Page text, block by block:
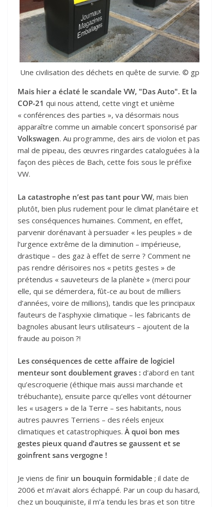
Une civilisation des déchets en quête de survie. © gp
Mais hier a éclaté le scandale VW, "Das Auto". Et la
COP-21 qui nous attend, cette vingt et unième
« conférences des parties », va désormais nous
apparaître comme un aimable concert sponsorisé par
Volkswagen. Au programme, des airs de violon et pas
mal de pipeau, des œuvres ringardes cataloguées à la
façon des pièces de Bach, cette fois sous le préfixe
VW.
La catastrophe n’est pas tant pour VW, mais bien
plutôt, bien plus rudement pour le climat planétaire et
ses conséquences humaines. Comment, en effet,
parvenir dorénavant à persuader « les peuples » de
l’urgence extrême de la diminution – impérieuse,
drastique – des gaz à effet de serre ? Comment ne
pas rendre dérisoires nos « petits gestes » de
prétendus « sauveteurs de la planète » (merci pour
elle, qui se démerdera, fût-ce au bout de milliers
d’années, voire de millions), tandis que les principaux
fauteurs de l’asphyxie climatique – les fabricants de
bagnoles abusant leurs utilisateurs – ajoutent de la
fraude au poison ?!
Les conséquences de cette affaire de logiciel
menteur sont doublement graves : d'abord en tant
qu’escroquerie (éthique mais aussi marchande et
trébuchante), ensuite parce qu’elles vont détourner
les « usagers » de la Terre – ses habitants, nous
autres pauvres Terriens – des réels enjeux
climatiques et catastrophiques. À quoi bon mes
gestes pieux quand d’autres se gaussent et se
goinfrent sans vergogne !
Je viens de finir un bouquin formidable ; il date de
2006 et m’avait alors échappé. Par un coup du hasard,
chez un bouquiniste, il m’a tendu les bras et son titre